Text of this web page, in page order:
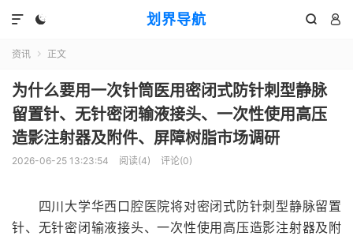
划界导航
  

资讯  正文
为什么要用一次针筒医用密闭式防针刺型静脉
留置针、无针密闭输液接头、一次性使用高压
造影注射器及附件、屏障树脂市场调研
2026-06-25 13:23:54 阅读(4) 评论(0)
四川大学华西口腔医院将对密闭式防针刺型静脉留置
针、无针密闭输液接头、一次性使用高压造影注射器及附